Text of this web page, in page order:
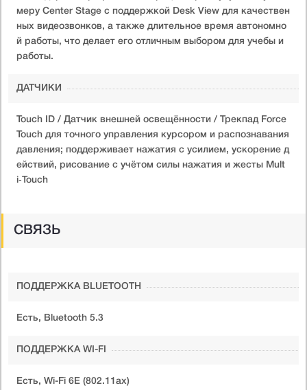
меру Center Stage с поддержкой Desk View для качествен
ных видеозвонков, а также длительное время автономно
й работы, что делает его отличным выбором для учебы и
работы.
ДАТЧИКИ
Touch ID / Датчик внешней освещённости / Трекпад Force
Touch для точного управления курсором и распознавания
давления; поддерживает нажатия с усилием, ускорение д
ействий, рисование с учётом силы нажатия и жесты Mult
i‑Touch
СВЯЗЬ
ПОДДЕРЖКА BLUETOOTH
Есть, Bluetooth 5.3
ПОДДЕРЖКА WI-FI
Есть, Wi-Fi 6E (802.11ax)